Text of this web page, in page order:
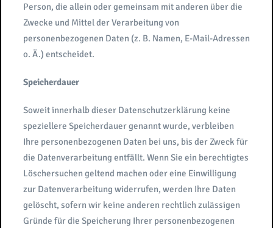
Person, die allein oder gemeinsam mit anderen über die
Zwecke und Mittel der Verarbeitung von
personenbezogenen Daten (z. B. Namen, E-Mail-Adressen
o. Ä.) entscheidet.
Speicherdauer
Soweit innerhalb dieser Datenschutzerklärung keine
speziellere Speicherdauer genannt wurde, verbleiben
Ihre personenbezogenen Daten bei uns, bis der Zweck für
die Datenverarbeitung entfällt. Wenn Sie ein berechtigtes
Löschersuchen geltend machen oder eine Einwilligung
zur Datenverarbeitung widerrufen, werden Ihre Daten
gelöscht, sofern wir keine anderen rechtlich zulässigen
Gründe für die Speicherung Ihrer personenbezogenen